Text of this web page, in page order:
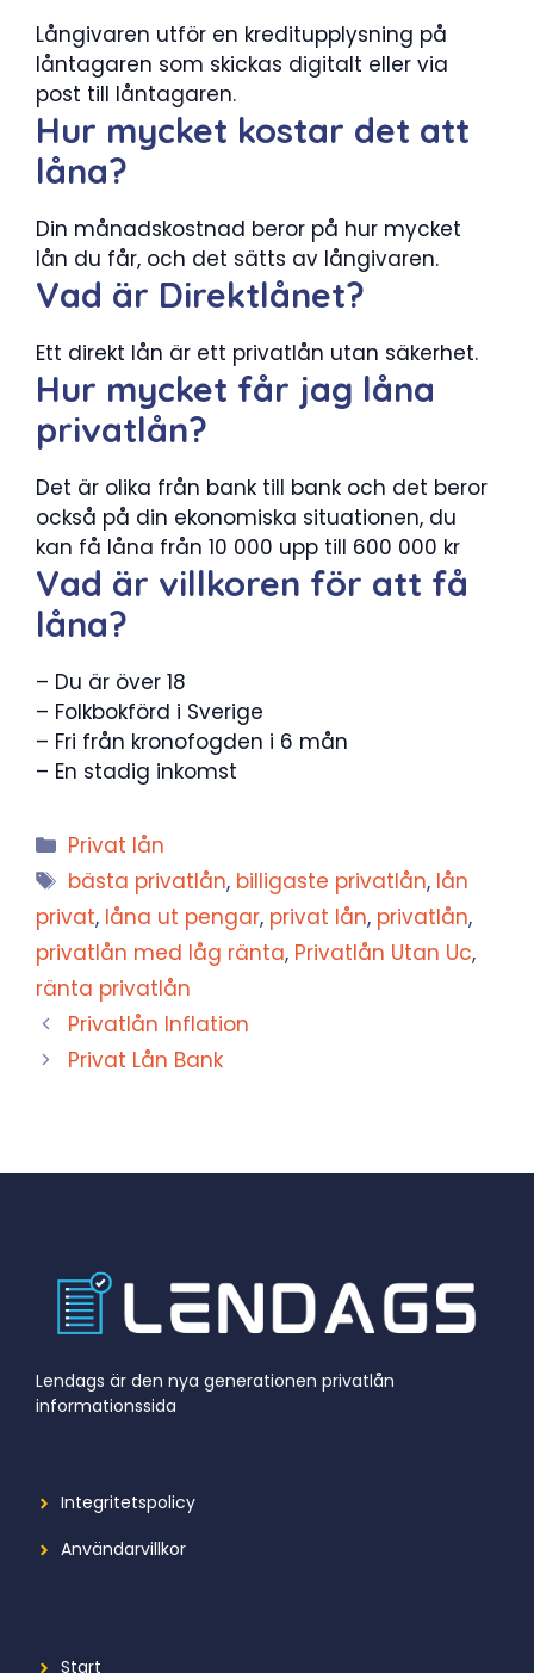
Långivaren utför en kreditupplysning på
låntagaren som skickas digitalt eller via
post till låntagaren.
Hur mycket kostar det att
låna?
Din månadskostnad beror på hur mycket
lån du får, och det sätts av långivaren.
Vad är Direktlånet?
Ett direkt lån är ett privatlån utan säkerhet.
Hur mycket får jag låna
privatlån?
Det är olika från bank till bank och det beror
också på din ekonomiska situationen, du
kan få låna från 10 000 upp till 600 000 kr
Vad är villkoren för att få
låna?
– Du är över 18
– Folkbokförd i Sverige
– Fri från kronofogden i 6 mån
– En stadig inkomst
Kategorier
Privat lån
Etiketter
bästa privatlån, billigaste privatlån, lån
privat, låna ut pengar, privat lån, privatlån,
privatlån med låg ränta, Privatlån Utan Uc,
ränta privatlån
Privatlån Inflation
Privat Lån Bank
Lendags är den nya generationen privatlån
informationssida
Integritetspolicy
Användarvillkor
Start